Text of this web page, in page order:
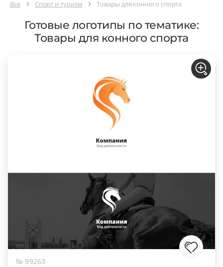
Все Спорт и туризм Товары для конного спорта
Готовые логотипы по тематике:
Товары для конного спорта
№ 99263